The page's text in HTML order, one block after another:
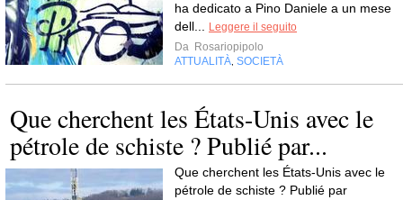
ha dedicato a Pino Daniele a un mese
dell...
Leggere il seguito
Da Rosariopipolo
ATTUALITÀ SOCIETÀ
Que cherchent les États-Unis avec le
pétrole de schiste ? Publié par...
Que cherchent les États-Unis avec le
pétrole de schiste ? Publié par